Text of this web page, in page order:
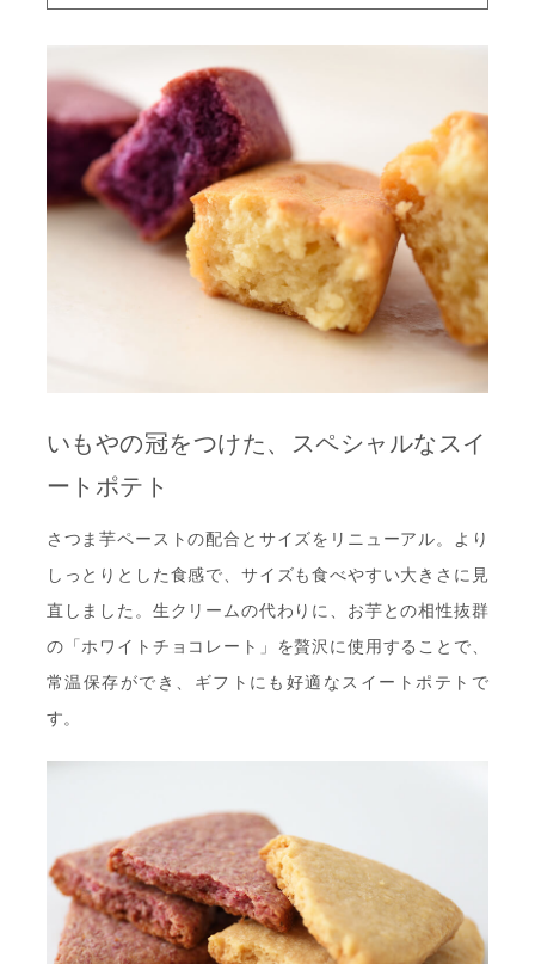
いもやの冠をつけた、スペシャルなスイ
ートポテト
さつま芋ペーストの配合とサイズをリニューアル。より
しっとりとした食感で、サイズも食べやすい大きさに見
直しました。生クリームの代わりに、お芋との相性抜群
の「ホワイトチョコレート」を贅沢に使用することで、
常温保存ができ、ギフトにも好適なスイートポテトで
す。